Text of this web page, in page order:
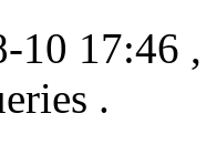
17:46
.